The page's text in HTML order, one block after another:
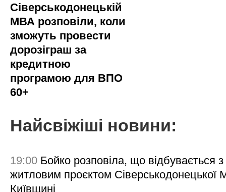
Сіверськодонецькій
МВА розповіли, коли
зможуть провести
дорозіграш за
кредитною
програмою для ВПО
60+
Найсвіжіші новини:
19:00 Бойко розповіла, що відбувається з
житловим проєктом Сіверськодонецької
Київщині